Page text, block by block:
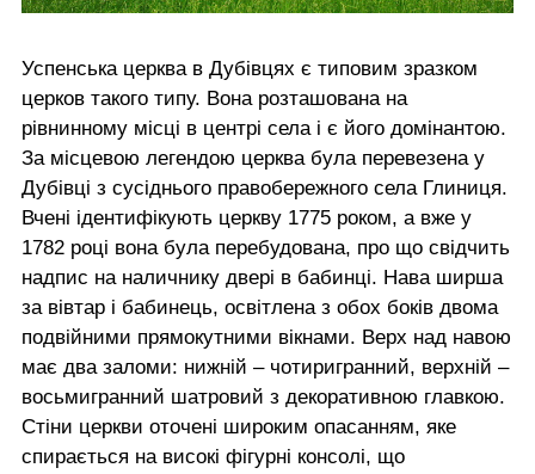
Успенська церква в Дубівцях є типовим зразком
церков такого типу. Вона розташована на
рівнинному місці в центрі села і є його домінантою.
За місцевою легендою церква була перевезена у
Дубівці з сусіднього правобережного села Глиниця.
Вчені ідентифікують церкву 1775 роком, а вже у
1782 році вона була перебудована, про що свідчить
надпис на наличнику двері в бабинці. Нава ширша
за вівтар і бабинець, освітлена з обох боків двома
подвійними прямокутними вікнами. Верх над навою
має два заломи: нижній – чотиригранний, верхній –
восьмигранний шатровий з декоративною главкою.
Стіни церкви оточені широким опасанням, яке
спирається на високі фігурні консолі, що